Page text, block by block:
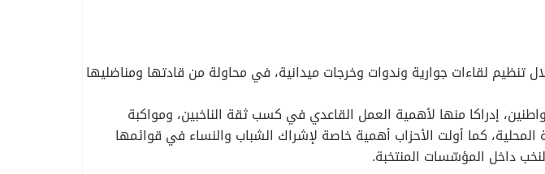
تنظيم لقاءات جوارية وندوات وخرجات ميدانية، في محاولة من قادتها ومناضليها
إدراكا منها لأهمية العمل القاعدي في كسب ثقة الناخبين، ومواكبة
كما أولت الأحزاب أهمية خاصة لإشراك الشباب والنساء في قوائمها
داخل المؤسّسات المنتخبة.